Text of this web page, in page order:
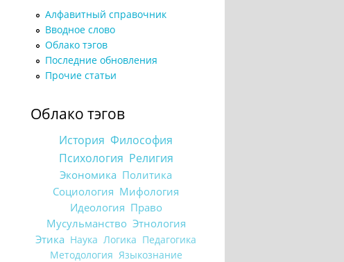
Алфавитный справочник
Вводное слово
Облако тэгов
Последние обновления
Прочие статьи
Облако тэгов
История Философия
Психология Религия
Экономика Политика
Социология Мифология
Идеология Право
Мусульманство Этнология
Этика Наука Логика Педагогика
Методология Языкознание